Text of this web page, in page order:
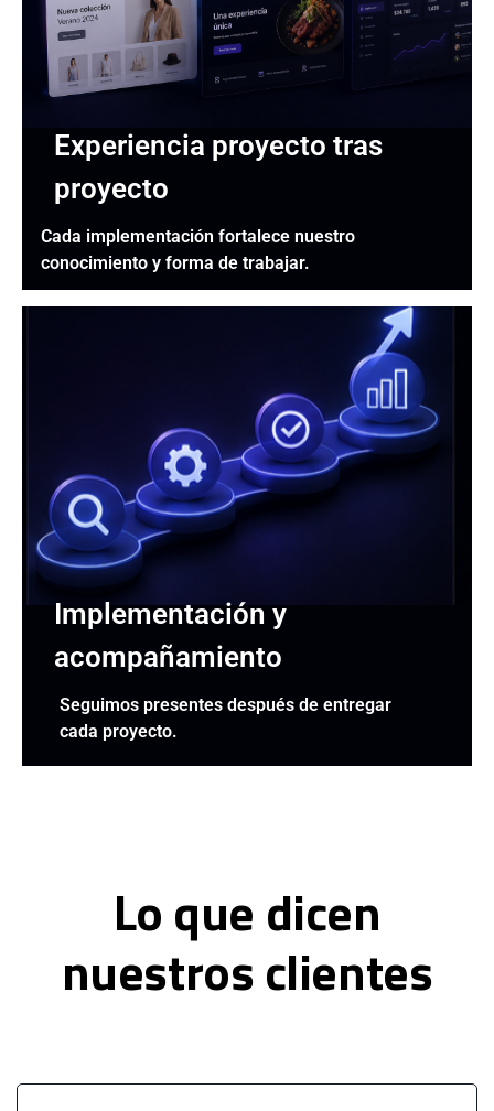
Experiencia proyecto tras
proyecto
Cada implementación fortalece nuestro
conocimiento y forma de trabajar.
Implementación y
acompañamiento
Seguimos presentes después de entregar
cada proyecto.
Lo que dicen
nuestros clientes